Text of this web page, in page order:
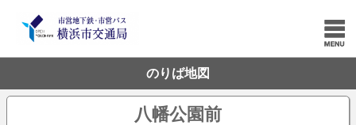
のりば地図
八幡公園前